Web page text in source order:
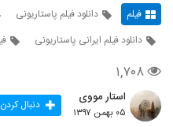
فیلم دانلود فیلم پاستاریونی
دانلود فیلم ایرانی پاستاریونی
۱,۷۰۸
استار مووی
۰۵ بهمن ۱۳۹۷ دنبال کردن